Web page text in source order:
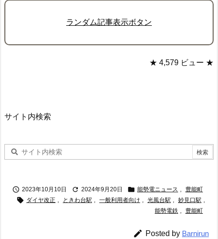
ランダム記事表示ボタン
★ 4,579 ビュー ★
サイト内検索
 2023年10月10日  2024年9月20日  能勢電ニュース , 豊能町
 ダイヤ改正 , ときわ台駅 , 一般利用者向け , 光風台駅 , 妙見口駅 ,
能勢電鉄 , 豊能町
 Posted by Barnirun